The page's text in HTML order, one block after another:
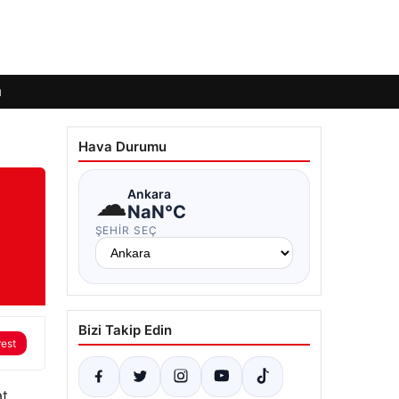
Hava Durumu
☁Ankara
NaN°C
ŞEHIR SEÇ
Bizi Takip Edin